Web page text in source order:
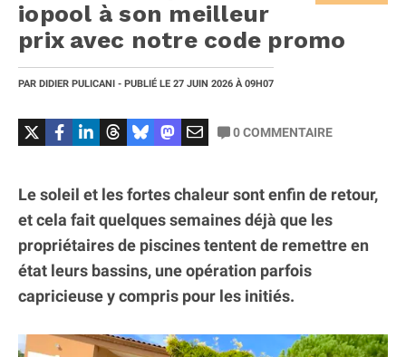
iopool à son meilleur
prix avec notre code promo
PAR DIDIER PULICANI - PUBLIÉ LE 27 JUIN 2026 À 09H07
0COMMENTAIRE
Le soleil et les fortes chaleur sont enfin de retour,
et cela fait quelques semaines déjà que les
propriétaires de piscines tentent de remettre en
état leurs bassins, une opération parfois
capricieuse y compris pour les initiés.